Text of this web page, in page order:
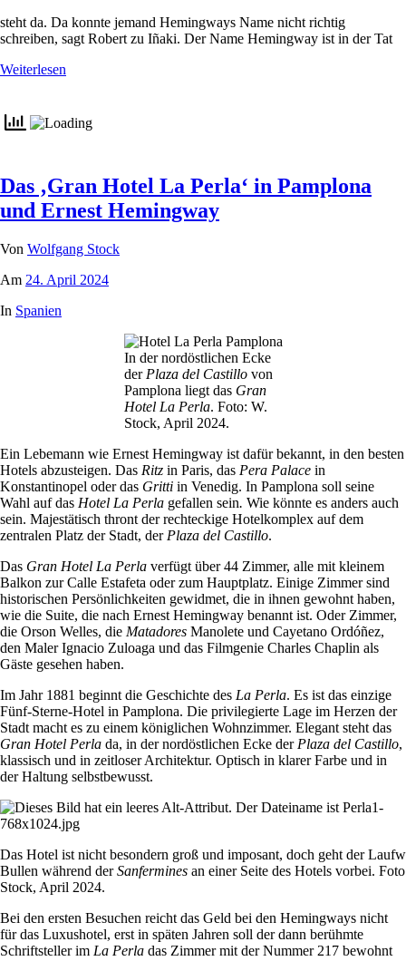
steht da. Da konnte jemand Hemingways Name nicht richtig
schreiben, sagt Robert zu Iñaki. Der Name Hemingway ist in der Tat
Weiterlesen
Das ‚Gran Hotel La Perla‘ in Pamplona
und Ernest Hemingway
Von Wolfgang Stock
Am 24. April 2024
In Spanien
In der nordöstlichen Ecke
der Plaza del Castillovon
Pamplona liegt das Gran
Hotel La Perla. Foto: W.
Stock, April 2024.
Ein Lebemann wie Ernest Hemingway ist dafür bekannt, in den besten
Hotels abzusteigen. Das Ritz in Paris, das Pera Palace in
Konstantinopel oder das Gritti in Venedig. In Pamplona soll seine
Wahl auf das Hotel La Perla gefallen sein. Wie könnte es anders auch
sein. Majestätisch thront der rechteckige Hotelkomplex auf dem
zentralen Platz der Stadt, der Plaza del Castillo.
Das Gran Hotel La Perla verfügt über 44 Zimmer, alle mit kleinem
Balkon zur Calle Estafeta oder zum Hauptplatz. Einige Zimmer sind
historischen Persönlichkeiten gewidmet, die in ihnen gewohnt haben,
wie die Suite, die nach Ernest Hemingway benannt ist. Oder Zimmer,
die Orson Welles, die Matadores Manolete und Cayetano Ordóñez,
den Maler Ignacio Zuloaga und das Filmgenie Charles Chaplin als
Gäste gesehen haben.
Im Jahr 1881 beginnt die Geschichte des La Perla. Es ist das einzige
Fünf-Sterne-Hotel in Pamplona. Die privilegierte Lage im Herzen der
Stadt macht es zu einem königlichen Wohnzimmer. Elegant steht das
Gran Hotel Perla da, in der nordöstlichen Ecke der Plaza del Castillo,
klassisch und in zeitloser Architektur. Optisch in klarer Farbe und in
der Haltung selbstbewusst.
Das Hotel ist nicht besondern groß und imposant, doch geht der
Bullen während derSanfermines an einer Seite des Hotels vorbei.
Stock, April 2024.
Bei den ersten Besuchen reicht das Geld bei den Hemingways nicht
für das Luxushotel, erst in späten Jahren soll der dann berühmte
Schriftsteller im La Perla das Zimmer mit der Nummer 217 bewohnt